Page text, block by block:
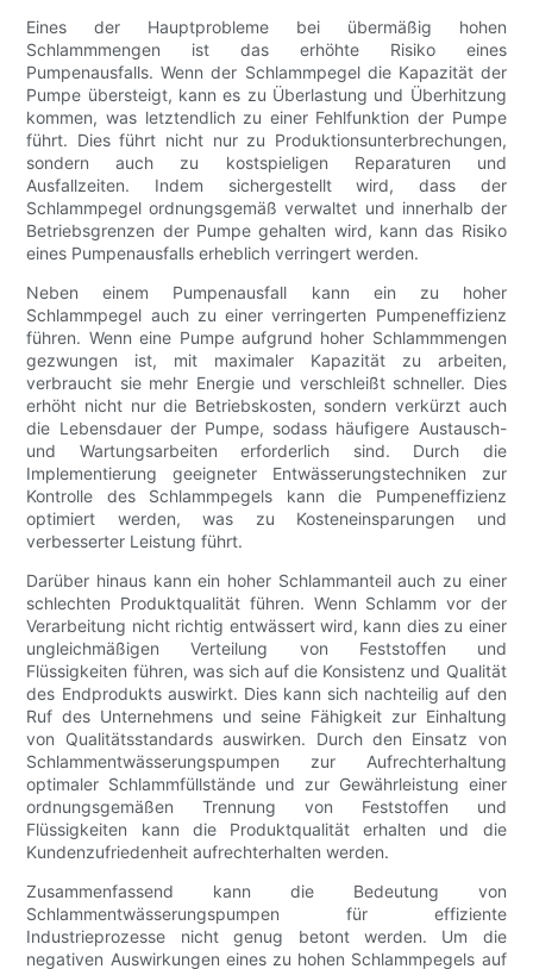
Eines der Hauptprobleme bei übermäßig hohen
Schlammmengen ist das erhöhte Risiko eines
Pumpenausfalls. Wenn der Schlammpegel die Kapazität der
Pumpe übersteigt, kann es zu Überlastung und Überhitzung
kommen, was letztendlich zu einer Fehlfunktion der Pumpe
führt. Dies führt nicht nur zu Produktionsunterbrechungen,
sondern auch zu kostspieligen Reparaturen und
Ausfallzeiten. Indem sichergestellt wird, dass der
Schlammpegel ordnungsgemäß verwaltet und innerhalb der
Betriebsgrenzen der Pumpe gehalten wird, kann das Risiko
eines Pumpenausfalls erheblich verringert werden.
Neben einem Pumpenausfall kann ein zu hoher
Schlammpegel auch zu einer verringerten Pumpeneffizienz
führen. Wenn eine Pumpe aufgrund hoher Schlammmengen
gezwungen ist, mit maximaler Kapazität zu arbeiten,
verbraucht sie mehr Energie und verschleißt schneller. Dies
erhöht nicht nur die Betriebskosten, sondern verkürzt auch
die Lebensdauer der Pumpe, sodass häufigere Austausch-
und Wartungsarbeiten erforderlich sind. Durch die
Implementierung geeigneter Entwässerungstechniken zur
Kontrolle des Schlammpegels kann die Pumpeneffizienz
optimiert werden, was zu Kosteneinsparungen und
verbesserter Leistung führt.
Darüber hinaus kann ein hoher Schlammanteil auch zu einer
schlechten Produktqualität führen. Wenn Schlamm vor der
Verarbeitung nicht richtig entwässert wird, kann dies zu einer
ungleichmäßigen Verteilung von Feststoffen und
Flüssigkeiten führen, was sich auf die Konsistenz und Qualität
des Endprodukts auswirkt. Dies kann sich nachteilig auf den
Ruf des Unternehmens und seine Fähigkeit zur Einhaltung
von Qualitätsstandards auswirken. Durch den Einsatz von
Schlammentwässerungspumpen zur Aufrechterhaltung
optimaler Schlammfüllstände und zur Gewährleistung einer
ordnungsgemäßen Trennung von Feststoffen und
Flüssigkeiten kann die Produktqualität erhalten und die
Kundenzufriedenheit aufrechterhalten werden.
Zusammenfassend kann die Bedeutung von
Schlammentwässerungspumpen für effiziente
Industrieprozesse nicht genug betont werden. Um die
negativen Auswirkungen eines zu hohen Schlammpegels auf